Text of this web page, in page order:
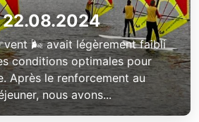
vent 🌬️ avait légèrement faibli
conditions optimales pour
Après le renforcement au
nous avons...